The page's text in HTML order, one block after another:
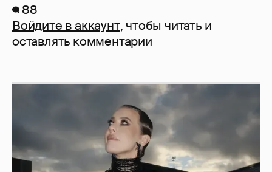
88
Войдите в аккаунт, чтобы читать и
оставлять комментарии